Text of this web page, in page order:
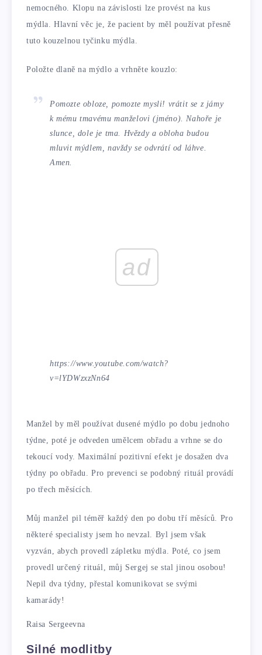
nemocného. Klopu na závislosti lze provést na kus
mýdla. Hlavní věc je, že pacient by měl používat přesně
tuto kouzelnou tyčinku mýdla.
Položte dlaně na mýdlo a vrhněte kouzlo:
Pomozte obloze, pomozte mysli! vrátit se z jámy
k mému tmavému manželovi (jméno). Nahoře je
slunce, dole je tma. Hvězdy a obloha budou
mluvit mýdlem, navždy se odvrátí od láhve.
Amen.
ad
https://www.youtube.com/watch?
v=lYDWzxzNn64
Manžel by měl používat dusené mýdlo po dobu jednoho
týdne, poté je odveden umělcem obřadu a vrhne se do
tekoucí vody. Maximální pozitivní efekt je dosažen dva
týdny po obřadu. Pro prevenci se podobný rituál provádí
po třech měsících.
Můj manžel pil téměř každý den po dobu tří měsíců. Pro
některé specialisty jsem ho nevzal. Byl jsem však
vyzván, abych provedl zápletku mýdla. Poté, co jsem
provedl určený rituál, můj Sergej se stal jinou osobou!
Nepil dva týdny, přestal komunikovat se svými
kamarády!
Raisa Sergeevna
Silné modlitby